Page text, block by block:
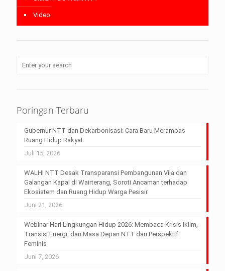
Video
Poringan Terbaru
Gubernur NTT dan Dekarbonisasi: Cara Baru Merampas
Ruang Hidup Rakyat
Juli 15, 2026
WALHI NTT Desak Transparansi Pembangunan Vila dan
Galangan Kapal di Wairterang, Soroti Ancaman terhadap
Ekosistem dan Ruang Hidup Warga Pesisir
Juni 21, 2026
Webinar Hari Lingkungan Hidup 2026: Membaca Krisis Iklim,
Transisi Energi, dan Masa Depan NTT dari Perspektif
Feminis
Juni 7, 2026